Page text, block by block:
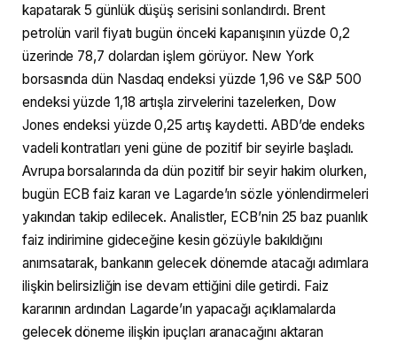
kapatarak 5 günlük düşüş serisini sonlandırdı. Brent
petrolün varil fiyatı bugün önceki kapanışının yüzde 0,2
üzerinde 78,7 dolardan işlem görüyor. New York
borsasında dün Nasdaq endeksi yüzde 1,96 ve S&P 500
endeksi yüzde 1,18 artışla zirvelerini tazelerken, Dow
Jones endeksi yüzde 0,25 artış kaydetti. ABD’de endeks
vadeli kontratları yeni güne de pozitif bir seyirle başladı.
Avrupa borsalarında da dün pozitif bir seyir hakim olurken,
bugün ECB faiz kararı ve Lagarde’ın sözle yönlendirmeleri
yakından takip edilecek. Analistler, ECB’nin 25 baz puanlık
faiz indirimine gideceğine kesin gözüyle bakıldığını
anımsatarak, bankanın gelecek dönemde atacağı adımlara
ilişkin belirsizliğin ise devam ettiğini dile getirdi. Faiz
kararının ardından Lagarde’ın yapacağı açıklamalarda
gelecek döneme ilişkin ipuçları aranacağını aktaran